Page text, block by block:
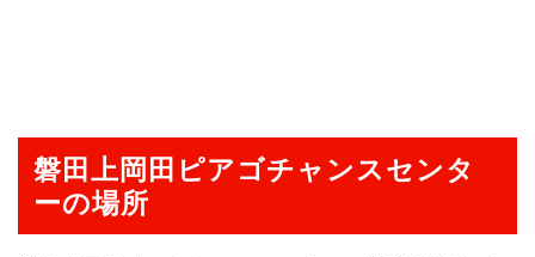
磐田上岡田ピアゴチャンスセンタ
ーの場所